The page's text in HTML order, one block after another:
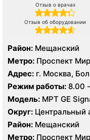
Отзыв о врачах
Отзыв об оборудовании
Район: Мещанский
Метро: Проспект
Сухаревская
Адрес: г. Москва,
стр. 1
Режим работы: 8.00
Модель: МРТ GE
Titan 1.5 Т, General
Toshiba Aquilion
Округ: Центральный
Район: Мещанский
Метро: Проспект